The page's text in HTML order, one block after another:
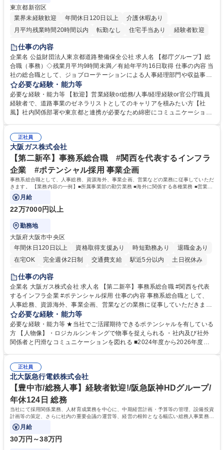
東京都新宿区
業界未経験歓迎
年間休日120日以上
介護休暇あり
月平均残業時間20時間以内
転勤なし 住宅手当あり
経験者歓迎
研修あり
退職金あり
駅近5分以内
資格取得手当あり 食事補助あり
仕事の内容
企業名 公益財団法人東京都道路整備保全公社 求人名 【都庁グループ】総
合職（事務）◇残業月平均9時間未満／有給年平均16日取得 仕事の内容 当
社の総合職として、ジョブローテーションによる人事経理部門や収益事業
等のフロント部門の部署等幅広い部署での業務をお任せいたします。研修
制度やキャリア支援が充実しております！ ※下記業務詳細 【業務詳細】■
管理部門：広報、人事、経理など当公社の運営に係る管理業務 ■収益部
門：駐車場の新規開拓、管理運営、新宿駅西口広場の「イベントコーナ
道路施設や道路工事現場の見学ツアー事業 ※入社後は上記いずれかの部門
へ配属。※業務内容変更の範囲：会社の定める業務 募集職種 【都庁グル
ープ】総合職（事務）◇残業月平均9時間未満／有給年平均16日取得
必要な経験・能力等
必要な経験・能力等 【歓迎】営業経験or総務/人事/経理経験or官公庁職員
経験者で、道路事業のゼネラリストとしてのキャリアを積みたい方【社
風】社内関係部署や東京都と連携が必要なため綿密にコミュニケーション
部門など多岐に渡る業務を経験できます。 ■様々なプロジェクト：駐車場
事業の他、新宿駅西口広場内に設置された照明を兼ねた広告「ブライトサ
イン」の管理運営を行うなど、事業収益を生み出す活動を積極的に行って
います。 学歴・資格 学歴：大学院 大学 高専 短大 専修学校 高校 語学力：
資格：
正社員
大阪ガス株式会社
【第二新卒】事務系総合職 #関西を代表するインフラ
企業 #ポテンシャル採用 事業企画
事務系総合職として、人事総務、資源海外、事業企画、営業などの業務に従事していただ
きます。 【業務内容の一例】■所属事業部の勤労業務 ■海外に関係する各種業務 ■営業部
門の企画スタッフ、ルート営業
月給
22万7000円以上
勤務地
大阪府大阪市中央区
年間休日120日以上
資格取得支援あり 時短勤務あり
退職金あり
在宅OK
完全週休2日制 交通費支給 駅近5分以内
土日祝休み
服装自由
第二新卒歓迎
仕事の内容
企業名 大阪ガス株式会社 求人名 【第二新卒】事務系総合職 #関西を代表
するインフラ企業 #ポテンシャル採用 仕事の内容 事務系総合職として、
人事総務、資源海外、事業企画、営業などの業務に従事していただきま
す。 【業務内容の一例】■所属事業部の勤労業務 ■海外に関係する各種業
務 ■営業部門の企画スタッフ、ルート営業 【キャリアパス】入社後の配属
ポジションで一定期間ご活躍頂いた後、本人の適性及び将来のキャリアを
鑑みてジョブローテーションを行います。 【育成】OJTでの現場育成や研
表するインフラ企業 #ポテンシャル採用
必要な経験・能力等
必要な経験・能力等 ★当社でご活躍期待できるポテンシャルを有している
方 【人物像】・ロジカルシンキングで物事を捉えられる ・社内及び社外
関係者と円滑なコミュニケーションを図れる ■2024年度から2026年度ま
72.html ■エネルギーセキュリティの不安定化や気候変動による自然災害の
甚大化など、これまで以上に社会課題解決の重要性が高まっています。
「未来の日常」の創造に向けて持続可能な社会の実現に貢献してまいりま
す。 学歴・資格 学歴：大学院 大学 語学力： 資格：
正社員
北大阪急行電鉄株式会社
【豊中市/総務人事】経験者歓迎!/阪急阪神HDグループ/
年休124日 総務
当社にて採用関係業務、人材育成業務を中心に、中期経営計画・予算等の管理、設備投資
計画等の策定、さらに社内の重要会議の運営等、経営の根幹となる幅広い総務人事業務全
般を担当していただきます。
月給
30万円～38万円